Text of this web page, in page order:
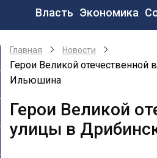
Основная
навигация
Власть Экономика
Главная Новости
Герои Великой
Ильюшина
Герои Великой
улицы в